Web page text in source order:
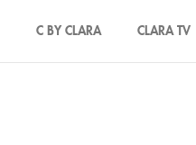
C BY CLARA CLARA TV